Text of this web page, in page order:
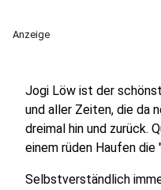
Anzeige
Jogi Löw ist der
und aller Zeiten, die da
dreimal hin und zurück.
einem rüden Haufen die
Selbstverständlich